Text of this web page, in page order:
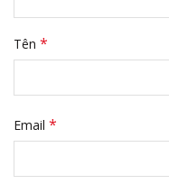
Tên *
Email *